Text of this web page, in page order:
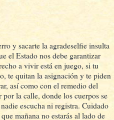
y sacarte la agradeselfie insulta
el Estado nos debe garantizar
a vivir está en juego, si tu
te quitan la asignación y te piden
así como con el remedio del
la calle, donde los cuerpos se
escucha ni registra. Cuidado
mañana no estarás al lado de